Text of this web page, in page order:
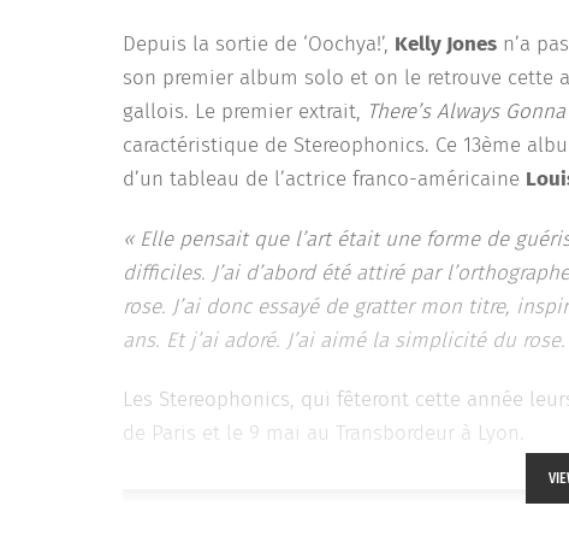
Depuis la sortie de ‘Oochya!’, Kelly Jones n’a
son premier album solo et on le retrouve cette
gallois. Le premier extrait, There’s Always
caractéristique de Stereophonics. Ce 13ème
d’un tableau de l’actrice franco-américaine
« Elle pensait que l’art était une forme de
difficiles. J’ai d’abord été attiré par
rose. J’ai donc essayé de gratter mon titre,
ans. Et j’ai adoré. J’ai aimé la simplicité du
Les Stereophonics, qui fêteront cette année
de Paris et le 9 mai au Transbordeur à Lyon.